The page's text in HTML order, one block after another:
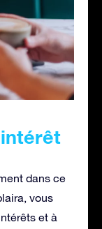
dans ce
vous
et à